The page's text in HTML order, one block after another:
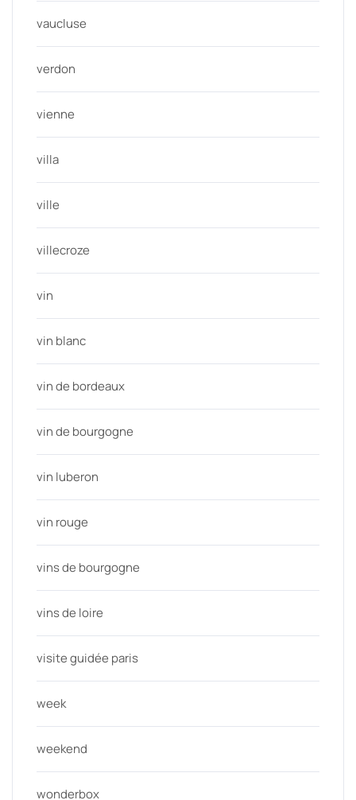
vaucluse
verdon
vienne
villa
ville
villecroze
vin
vin blanc
vin de bordeaux
vin de bourgogne
vin luberon
vin rouge
vins de bourgogne
vins de loire
visite guidée paris
week
weekend
wonderbox